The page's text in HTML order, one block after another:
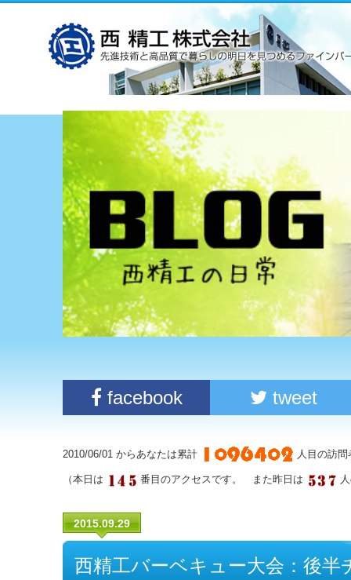
facebook tweet
2010/06/01 からあなたは累計 人目の訪
（本日は 番目のアクセスです。 また昨日は
2015.09.29
西精工バーベキュー大会：後